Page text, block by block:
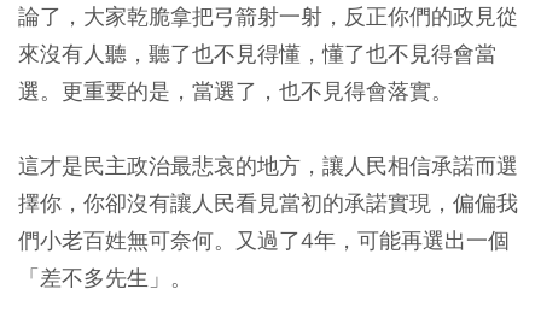
論了，大家乾脆拿把弓箭射一射，反正你們的政見從
來沒有人聽，聽了也不見得懂，懂了也不見得會當
選。更重要的是，當選了，也不見得會落實。
這才是民主政治最悲哀的地方，讓人民相信承諾而選
擇你，你卻沒有讓人民看見當初的承諾實現，偏偏我
們小老百姓無可奈何。又過了4年，可能再選出一個
「差不多先生」。